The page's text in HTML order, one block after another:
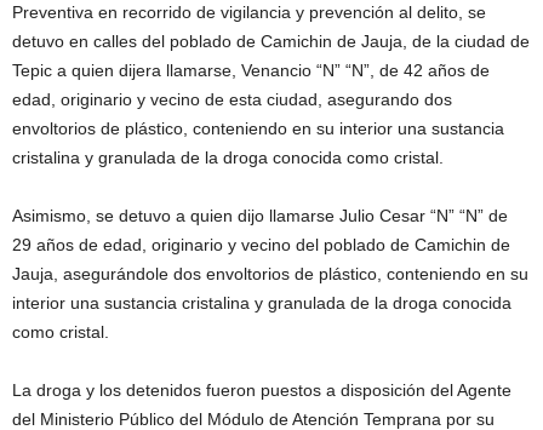
Preventiva en recorrido de vigilancia y prevención al delito, se
detuvo en calles del poblado de Camichin de Jauja, de la ciudad de
Tepic a quien dijera llamarse, Venancio “N” “N”, de 42 años de
edad, originario y vecino de esta ciudad, asegurando dos
envoltorios de plástico, conteniendo en su interior una sustancia
cristalina y granulada de la droga conocida como cristal.
Asimismo, se detuvo a quien dijo llamarse Julio Cesar “N” “N” de
29 años de edad, originario y vecino del poblado de Camichin de
Jauja, asegurándole dos envoltorios de plástico, conteniendo en su
interior una sustancia cristalina y granulada de la droga conocida
como cristal.
La droga y los detenidos fueron puestos a disposición del Agente
del Ministerio Público del Módulo de Atención Temprana por su